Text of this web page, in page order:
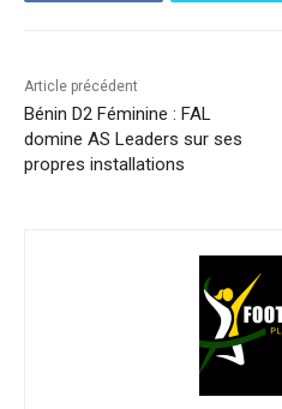
Article précédent
Bénin D2 Féminine : FAL
domine AS Leaders sur ses
propres installations